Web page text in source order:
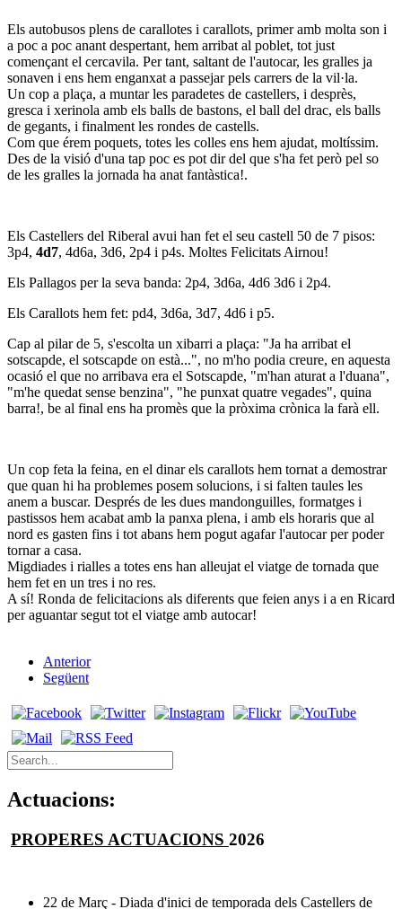
Els autobusos plens de carallotes i carallots, primer amb molta son i
a poc a poc anant despertant, hem arribat al poblet, tot just
començant el cercavila. Per tant, saltant de l'autocar, les gralles ja
sonaven i ens hem enganxat a passejar pels carrers de la vil·la.
Un cop a plaça, a muntar les paradetes de castellers, i desprès,
gresca i xerinola amb els balls de bastons, el ball del drac, els balls
de gegants, i finalment les rondes de castells.
Com que érem poquets, totes les colles ens hem ajudat, moltíssim.
Des de la visió d'una tap poc es pot dir del que s'ha fet però pel so
de les gralles la jornada ha anat fantàstica!.
Els Castellers del Riberal avui han fet el seu castell 50 de 7 pisos:
3p4, 4d7, 4d6a, 3d6, 2p4 i p4s. Moltes Felicitats Airnou!
Els Pallagos per la seva banda: 2p4, 3d6a, 4d6 3d6 i 2p4.
Els Carallots hem fet: pd4, 3d6a, 3d7, 4d6 i p5.
Cap al pilar de 5, s'escolta un xibarri a plaça: "Ja ha arribat el
sotscapde, el sotscapde on està...", no m'ho podia creure, en aquesta
ocasió el que no arribava era el Sotscapde, "m'han aturat a l'duana",
"m'he quedat sense benzina", "he punxat quatre vegades", quina
barra!, be al final ens ha promès que la pròxima crònica la farà ell.
Un cop feta la feina, en el dinar els carallots hem tornat a demostrar
que quan hi ha problemes posem solucions, i si falten taules les
anem a buscar. Després de les dues mandonguilles, formatges i
pastissos hem acabat amb la panxa plena, i amb els horaris que al
nord es gasten fins i tot abans hem pogut agafar l'autocar per poder
tornar a casa.
Migdiades i rialles a totes ens han alleujat el viatge de tornada que
hem fet en un tres i no res.
A sí! Ronda de felicitacions als diferents que feien anys i a en Ricard
per aguantar segut tot el viatge amb autocar!
Anterior
Següent
Actuacions:
PROPERES ACTUACIONS 2026
22 de Març - Diada d'inici de temporada dels Castellers de